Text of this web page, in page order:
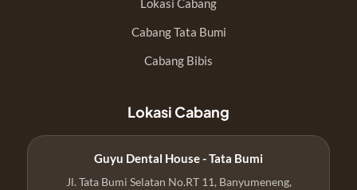
Lokasi Cabang
Cabang Tata Bumi
Cabang Bibis
Lokasi Cabang
Guyu Dental House - Tata Bumi
Jl. Tata Bumi Selatan No.RT 11, Banyumeneng,